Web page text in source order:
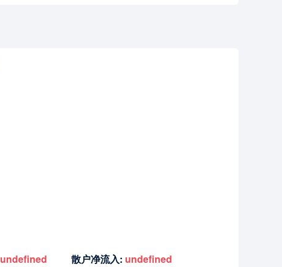
undefined 散户净流入: undefined